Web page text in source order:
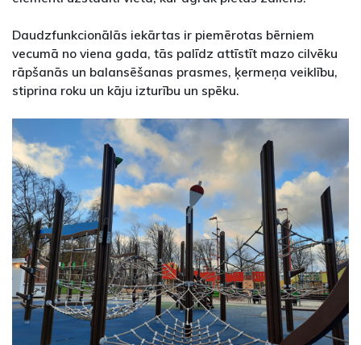
Daudzfunkcionālās iekārtas ir piemērotas bērniem
vecumā no viena gada, tās palīdz attīstīt mazo cilvēku
rāpšanās un balansēšanas prasmes, ķermeņa veiklību,
stiprina roku un kāju izturību un spēku.